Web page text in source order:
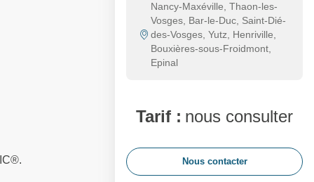
Nancy-Maxéville, Thaon-les-
Vosges, Bar-le-Duc, Saint-Dié-
des-Vosges, Yutz, Henriville,
Bouxières-sous-Froidmont,
Epinal
Tarif : nous consulter
Nous contacter